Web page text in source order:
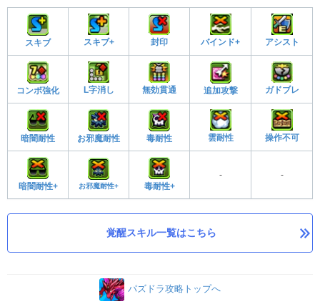
スキブ スキブ+ 封印 バインド+ アシスト
コンボ強化 L字消し 無効貫通 追加攻撃 ガドブレ
暗闇耐性 お邪魔耐性 毒耐性 雲耐性 操作不可
暗闇耐性+ お邪魔耐性+ 毒耐性+
- -
覚醒スキル一覧はこちら
パズドラ攻略トップへ